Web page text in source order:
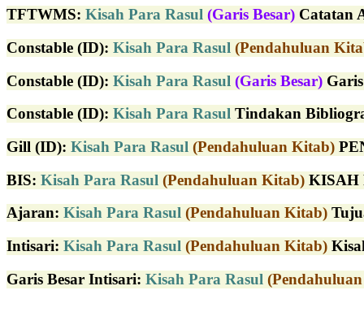
TFTWMS: Kisah Para Rasul (Garis Besar) Catatan
Constable (ID): Kisah Para Rasul (Pendahuluan
Constable (ID): Kisah Para Rasul (Garis Besar)
Constable (ID): Kisah Para Rasul Tindakan
Gill (ID): Kisah Para Rasul (Pendahuluan Kitab)
BIS: Kisah Para Rasul (Pendahuluan Kitab) KISAH
Ajaran: Kisah Para Rasul (Pendahuluan Kitab)
Intisari: Kisah Para Rasul (Pendahuluan Kitab)
Garis Besar Intisari: Kisah Para Rasul